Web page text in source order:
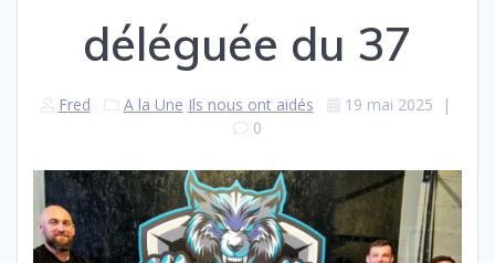
déléguée du 37
Fred A la Une Ils nous ont aidés 19 mai 2025 |
0